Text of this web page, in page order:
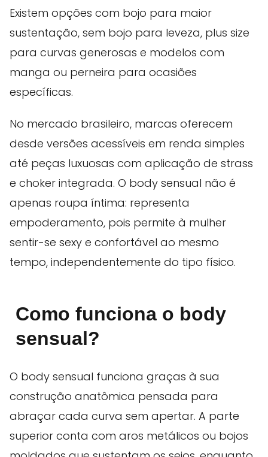
Existem opções com bojo para maior
sustentação, sem bojo para leveza, plus size
para curvas generosas e modelos com
manga ou perneira para ocasiões
específicas.
No mercado brasileiro, marcas oferecem
desde versões acessíveis em renda simples
até peças luxuosas com aplicação de strass
e choker integrada. O body sensual não é
apenas roupa íntima: representa
empoderamento, pois permite à mulher
sentir-se sexy e confortável ao mesmo
tempo, independentemente do tipo físico.
Como funciona o body
sensual?
O body sensual funciona graças à sua
construção anatômica pensada para
abraçar cada curva sem apertar. A parte
superior conta com aros metálicos ou bojos